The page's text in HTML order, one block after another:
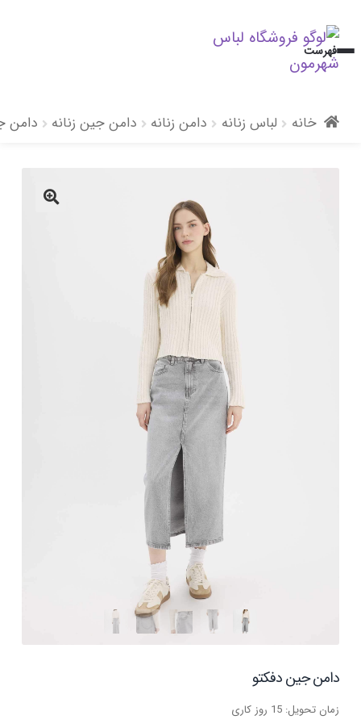
پرش
به
پرش
به
فهرست
خانه لباس زنانه دامن زنانه دامن جین زنانه دامن
دامن جین دفکتو
زمان تحویل: 15 روز کاری